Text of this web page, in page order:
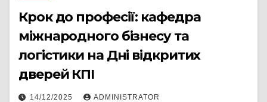
Крок до професії: кафедра
міжнародного бізнесу та
логістики на Дні відкритих
дверей КПІ
14/12/2025 ADMINISTRATOR